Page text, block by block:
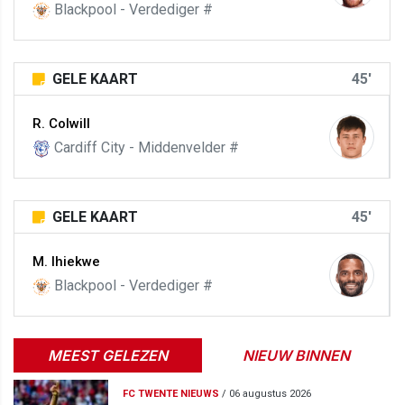
Blackpool - Verdediger #
GELE KAART 45'
R. Colwill
Cardiff City - Middenvelder #
GELE KAART 45'
M. Ihiekwe
Blackpool - Verdediger #
MEEST GELEZEN NIEUW BINNEN
FC TWENTE NIEUWS / 06 augustus 2026